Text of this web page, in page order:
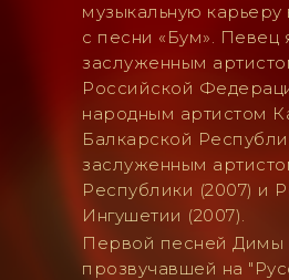
музыкальную карьеру
с песни «Бум». Певец
заслуженным
Российской
народным артистом
Балкарской
заслуженным
Республики (2007) и
Ингушетии (2007).
Первой песней Димы
прозвучавшей на